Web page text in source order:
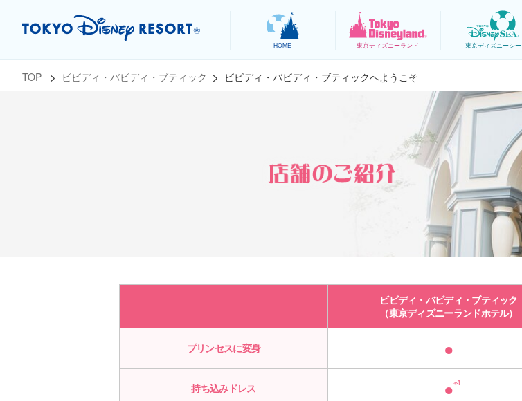
HOME 東京ディズニーランド 東京ディズニーシー
TOP ビビディ・バビディ・ブティック ビビディ・バビディ・ブティックへようこそ
ビビディ・バビディ・ブティック
（東京ディズニーランドホテル）
プリンセスに変身 ●
持ち込みドレス ●※1